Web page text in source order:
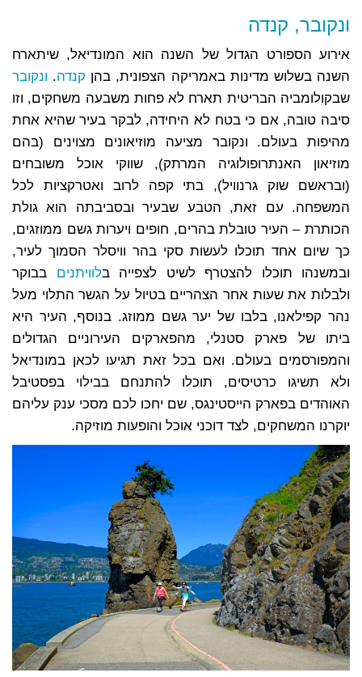
ונקובר, קנדה
אירוע הספורט הגדול של השנה הוא המונדיאל, שיתארח
השנה בשלוש מדינות באמריקה הצפונית, בהן קנדה. ונקובר
שבקולומביה הבריטית תארח לא פחות משבעה משחקים, וזו
סיבה טובה, אם כי בטח לא היחידה, לבקר בעיר שהיא אחת
מהיפות בעולם. ונקובר מציעה מוזיאונים מצוינים (בהם
מוזיאון האנתרופולוגיה המרתק), שווקי אוכל משובחים
(ובראשם שוק גרנוויל), בתי קפה לרוב ואטרקציות לכל
המשפחה. עם זאת, הטבע שבעיר ובסביבתה הוא גולת
הכותרת – העיר טובלת בהרים, חופים ויערות גשם ממוזגים,
כך שיום אחד תוכלו לעשות סקי בהר וויסלר הסמוך לעיר,
ובמשנהו תוכלו להצטרף לשיט לצפייה בלוויתנים בבוקר
ולבלות את שעות אחר הצהריים בטיול על הגשר התלוי מעל
נהר קפילאנו, בלבו של יער גשם ממוזג. בנוסף, העיר היא
ביתו של פארק סטנלי, מהפארקים העירוניים הגדולים
והמפורסמים בעולם. ואם בכל זאת תגיעו לכאן במונדיאל
ולא תשיגו כרטיסים, תוכלו להתנחם בבילוי בפסטיבל
האוהדים בפארק הייסטינגס, שם יחכו לכם מסכי ענק עליהם
יוקרנו המשחקים, לצד דוכני אוכל והופעות מוזיקה.